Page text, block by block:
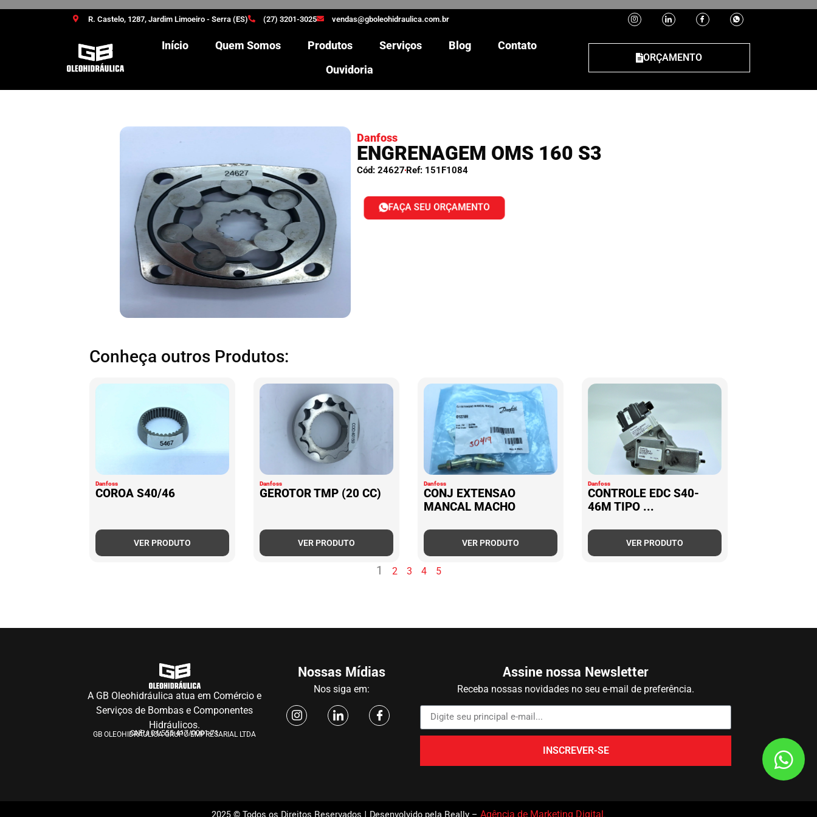
R. Castelo, 1287, Jardim Limoeiro - Serra (ES) (27) 3201-3025 vendas@gboleohidraulica.com.br
Início Quem Somos Produtos Serviços Blog
Contato
Ouvidoria
ORÇAMENTO
Danfoss
ENGRENAGEM OMS 160 S3
Cód: 24627 Ref: 151F1084
FAÇA SEU ORÇAMENTO
Conheça outros Produtos:
Danfoss
COROA S40/46
VER PRODUTO
Danfoss
GEROTOR TMP (20 CC)
VER PRODUTO
Danfoss
CONJ EXTENSAO
MANCAL MACHO
VER PRODUTO
Danfoss
CONTROLE EDC S40-
46M TIPO ...
VER PRODUTO
1 2 3 4 5
A GB Oleohidráulica atua em Comércio e
Serviços de Bombas e Componentes
Hidráulicos.
GB OLEOHIDRÁULICA GRUPO EMPRESARIAL LTDA
CNPJ 04.555.417/0001-71
Nossas Mídias
Nos siga em:
Assine nossa Newsletter
Receba nossas novidades no seu e-mail de preferência.
INSCREVER-SE
Agência de Marketing Digital